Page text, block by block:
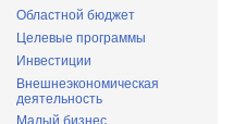
Областной бюджет
Целевые программы
Инвестиции
Внешнеэкономическая
деятельность
Малый бизнес